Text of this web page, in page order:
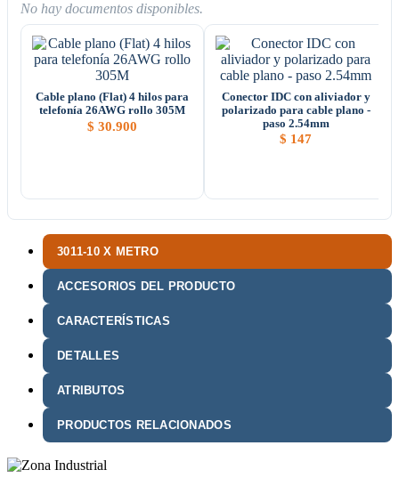
3011-10 X METRO
ACCESORIOS DEL PRODUCTO
CARACTERÍSTICAS
DETALLES
ATRIBUTOS
PRODUCTOS RELACIONADOS
No hay documentos disponibles.
Cable plano (Flat) 4 hilos para
telefonía 26AWG rollo 305M
$ 30.900
Conector IDC con aliviador y
polarizado para cable plano -
paso 2.54mm
$ 147